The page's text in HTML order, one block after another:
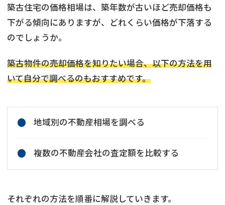
築古住宅の価格相場は、築年数が古いほど売却価格も
下がる傾向にありますが、どれくらい価格が下落する
のでしょうか。
築古物件の売却価格を知りたい場合、以下の方法を用
いて自分で調べるのもおすすめです。
地域別の不動産相場を調べる
複数の不動産会社の査定額を比較する
それぞれの方法を順番に解説していきます。